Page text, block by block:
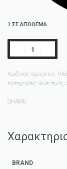
1 ΣΕ ΑΠΌΘΕΜΑ
Κωδικός προϊόντος:
Κατηγορίες: Φωτισμός,
SHARE
BRAND